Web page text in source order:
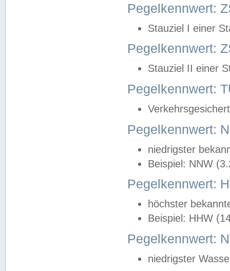
Pegelkennwert:
Stauziel I einer
Pegelkennwert:
Stauziel II einer
Pegelkennwert:
Pegelkennwert:
niedrigster
Beispiel: NNW
Pegelkennwert:
höchster
Beispiel: HHW
Pegelkennwert:
niedrigster